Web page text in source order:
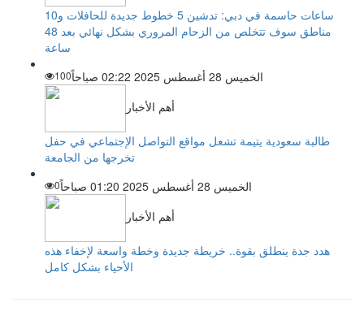
ساعات حاسمة في دبي: تدشين 5 خطوط جديدة للحافلات و10
مناطق سوف تتخلص من الزحام المروري بشكل نهائي بعد 48
ساعة
الخميس 28 أغسطس 2025 02:22 صباحاً
100
أهم الأخبار
طالبة سعودية يتيمة تشعل مواقع التواصل الإجتماعي في حفل
تخرجها من الجامعة
الخميس 28 أغسطس 2025 01:20 صباحاً
0
أهم الأخبار
هدد جدة ينطلق بقوة.. خريطة جديدة وخطة واسعة لإخفاء هذه
الأحياء بشكل كامل